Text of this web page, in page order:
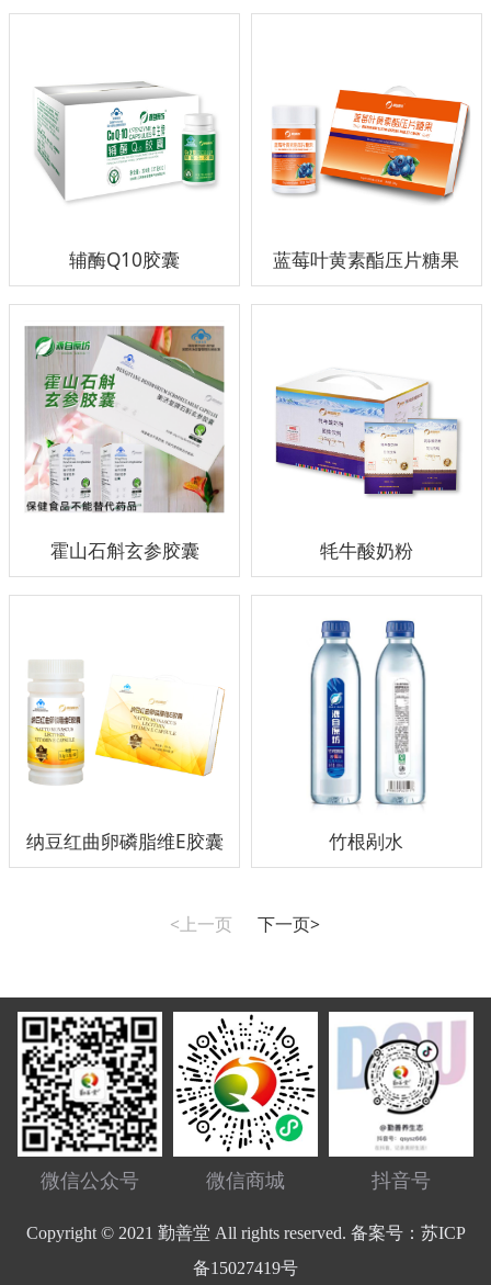
辅酶Q10胶囊 蓝莓叶黄素酯压片糖果
霍山石斛玄参胶囊 牦牛酸奶粉
纳豆红曲卵磷脂维E胶囊 竹根剐水
<上一页 下一页>
微信公众号 微信商城 抖音号
Copyright © 2021 勤善堂 All rights reserved. 备案号：苏ICP
备15027419号